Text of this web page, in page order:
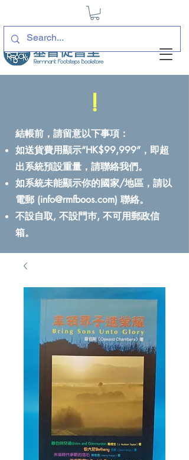
!
結帳前，請留意以下事項：
如送貨費用顯示“HK$99,999”，即超
出系統預設重量，請聯絡我們。
如系統未能顯示你的國家/地區，請以
電郵 (info@rmfboos.com) 聯絡。
不設自取, 不設門巿, 不可用郵政信
箱。